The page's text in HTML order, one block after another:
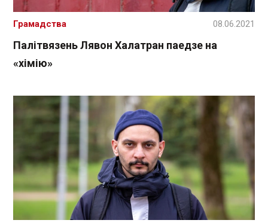
Палітвязень Лявон Халатран паедзе на
«хімію»
Грамадства 08.06.2021